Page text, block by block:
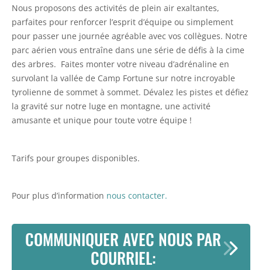
Nous proposons des activités de plein air exaltantes,
parfaites pour renforcer l’esprit d’équipe ou simplement
pour passer une journée agréable avec vos collègues. Notre
parc aérien vous entraîne dans une série de défis à la cime
des arbres. Faites monter votre niveau d’adrénaline en
survolant la vallée de Camp Fortune sur notre incroyable
tyrolienne de sommet à sommet. Dévalez les pistes et défiez
la gravité sur notre luge en montagne, une activité
amusante et unique pour toute votre équipe !
Tarifs pour groupes disponibles.
Pour plus d’information nous contacter.
COMMUNIQUER AVEC NOUS PAR
COURRIEL: